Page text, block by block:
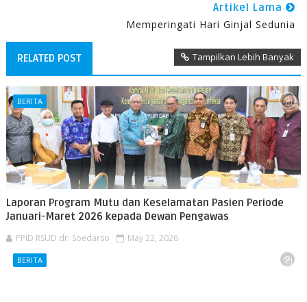
Artikel Lama
Memperingati Hari Ginjal Sedunia
RELATED POST Tampilkan Lebih Banyak
BERITA
Laporan Program Mutu dan Keselamatan Pasien Periode
Januari-Maret 2026 kepada Dewan Pengawas
PPID RSUD dr. Soedarso May 22, 2026
BERITA